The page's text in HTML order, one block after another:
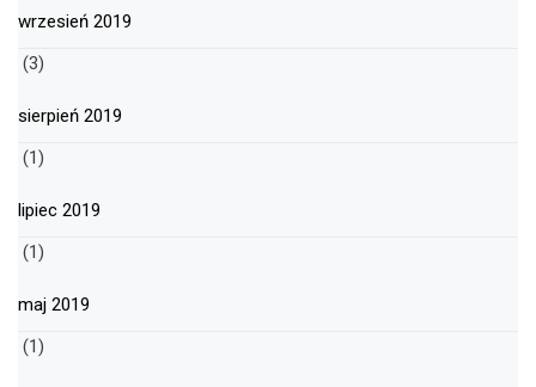
wrzesień 2019
(3)
sierpień 2019
(1)
lipiec 2019
(1)
maj 2019
(1)